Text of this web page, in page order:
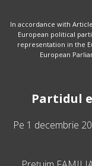
In accordance with
European political
representation in the
European
Partidul
Pe 1 decembrie